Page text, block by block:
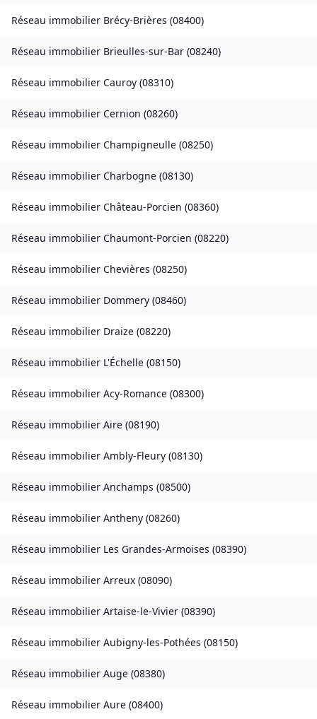
Réseau immobilier Brécy-Brières (08400)
Réseau immobilier Brieulles-sur-Bar (08240)
Réseau immobilier Cauroy (08310)
Réseau immobilier Cernion (08260)
Réseau immobilier Champigneulle (08250)
Réseau immobilier Charbogne (08130)
Réseau immobilier Château-Porcien (08360)
Réseau immobilier Chaumont-Porcien (08220)
Réseau immobilier Chevières (08250)
Réseau immobilier Dommery (08460)
Réseau immobilier Draize (08220)
Réseau immobilier L'Échelle (08150)
Réseau immobilier Acy-Romance (08300)
Réseau immobilier Aire (08190)
Réseau immobilier Ambly-Fleury (08130)
Réseau immobilier Anchamps (08500)
Réseau immobilier Antheny (08260)
Réseau immobilier Les Grandes-Armoises (08390)
Réseau immobilier Arreux (08090)
Réseau immobilier Artaise-le-Vivier (08390)
Réseau immobilier Aubigny-les-Pothées (08150)
Réseau immobilier Auge (08380)
Réseau immobilier Aure (08400)